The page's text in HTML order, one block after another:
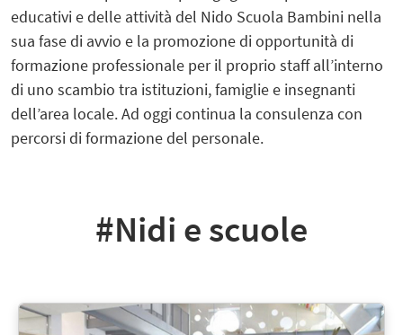
educativi e delle attività del Nido Scuola Bambini nella
sua fase di avvio e la promozione di opportunità di
formazione professionale per il proprio staff all’interno
di uno scambio tra istituzioni, famiglie e insegnanti
dell’area locale. Ad oggi continua la consulenza con
percorsi di formazione del personale.
#Nidi e scuole